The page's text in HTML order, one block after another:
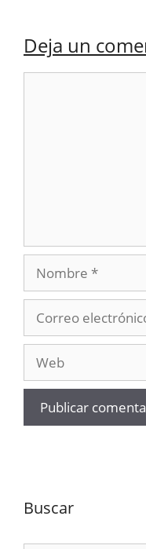
Deja un
Nombre
electrónico
Buscar